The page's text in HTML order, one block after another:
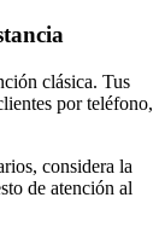
clásica. Tus
por teléfono,
considera la
de atención al